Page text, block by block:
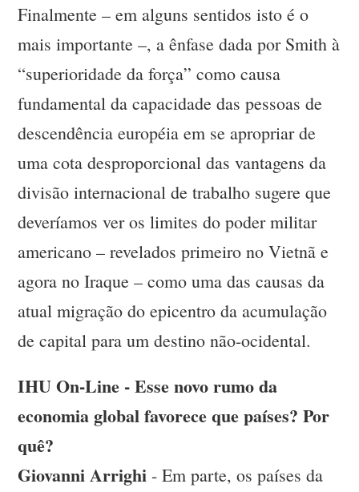
Finalmente – em alguns sentidos isto é o
mais importante –, a ênfase dada por Smith à
“superioridade da força” como causa
fundamental da capacidade das pessoas de
descendência européia em se apropriar de
uma cota desproporcional das vantagens da
divisão internacional de trabalho sugere que
deveríamos ver os limites do poder militar
americano – revelados primeiro no Vietnã e
agora no Iraque – como uma das causas da
atual migração do epicentro da acumulação
de capital para um destino não-ocidental.
IHU On-Line - Esse novo rumo da
economia global favorece que países? Por
quê?
Giovanni Arrighi - Em parte, os países da